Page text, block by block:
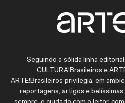
Seguindo a sólida linha
CULTURA!Brasileiros e
ARTE!Brasileiros privilegia, em
reportagens, artigos e belíssimas